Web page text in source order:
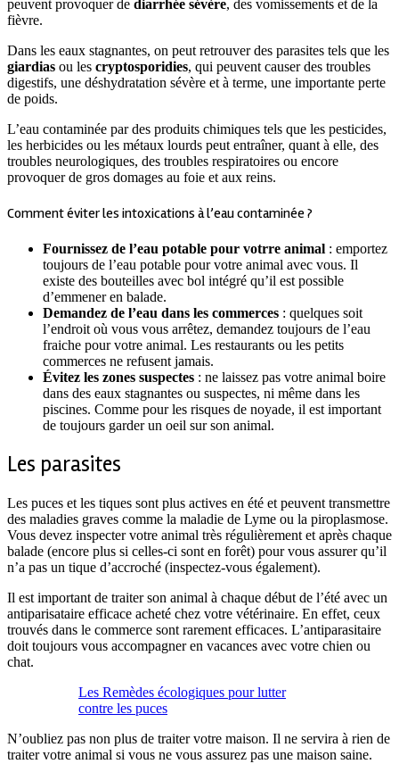
peuvent provoquer de diarrhée sévère, des vomissements et de la
fièvre.
Dans les eaux stagnantes, on peut retrouver des parasites tels que les
giardias ou les cryptosporidies, qui peuvent causer des troubles
digestifs, une déshydratation sévère et à terme, une importante perte
de poids.
L’eau contaminée par des produits chimiques tels que les pesticides,
les herbicides ou les métaux lourds peut entraîner, quant à elle, des
troubles neurologiques, des troubles respiratoires ou encore
provoquer de gros domages au foie et aux reins.
Comment éviter les intoxications à l’eau contaminée ?
Fournissez de l’eau potable pour votrre animal : emportez
toujours de l’eau potable pour votre animal avec vous. Il
existe des bouteilles avec bol intégré qu’il est possible
d’emmener en balade.
Demandez de l’eau dans les commerces : quelques soit
l’endroit où vous vous arrêtez, demandez toujours de l’eau
fraiche pour votre animal. Les restaurants ou les petits
commerces ne refusent jamais.
Évitez les zones suspectes : ne laissez pas votre animal boire
dans des eaux stagnantes ou suspectes, ni même dans les
piscines. Comme pour les risques de noyade, il est important
de toujours garder un oeil sur son animal.
Les parasites
Les puces et les tiques sont plus actives en été et peuvent transmettre
des maladies graves comme la maladie de Lyme ou la piroplasmose.
Vous devez inspecter votre animal très régulièrement et après chaque
balade (encore plus si celles-ci sont en forêt) pour vous assurer qu’il
n’a pas un tique d’accroché (inspectez-vous également).
Il est important de traiter son animal à chaque début de l’été avec un
antiparisataire efficace acheté chez votre vétérinaire. En effet, ceux
trouvés dans le commerce sont rarement efficaces. L’antiparasitaire
doit toujours vous accompagner en vacances avec votre chien ou
chat.
Les Remèdes écologiques pour lutter
contre les puces
N’oubliez pas non plus de traiter votre maison. Il ne servira à rien de
traiter votre animal si vous ne vous assurez pas une maison saine.